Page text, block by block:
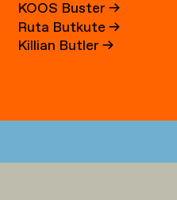
KOOS Buster→
Ruta Butkute→
Killian Butler→